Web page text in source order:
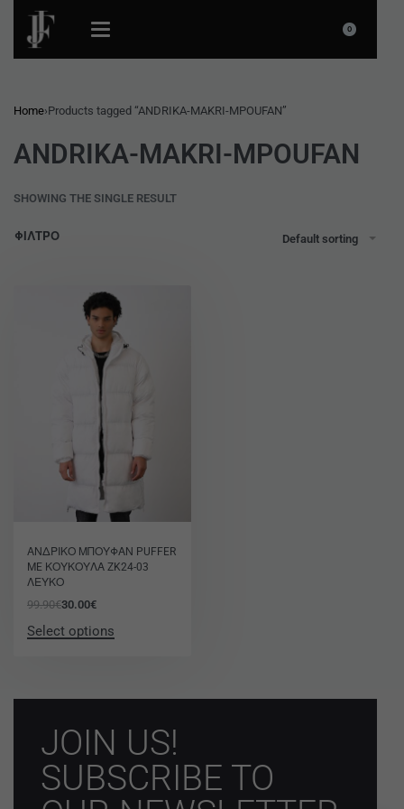
0
Home›Products tagged “ANDRIKA-MAKRI-MPOUFAN”
ANDRIKA-MAKRI-MPOUFAN
SHOWING THE SINGLE RESULT
Default sorting
ΦΙΛΤΡΟ
ΑΝΔΡΙΚΟ ΜΠΟΥΦΑΝ PUFFER
ME ΚΟΥΚΟΥΛΑ ZK24-03
ΛΕΥΚΟ
99.90€30.00€
Select options
JOIN US!
SUBSCRIBE TO